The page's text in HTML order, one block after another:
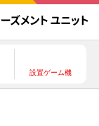
設置ゲーム機